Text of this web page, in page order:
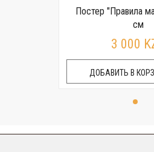
Постер "Правила
см
3 000
ДОБАВИТЬ В